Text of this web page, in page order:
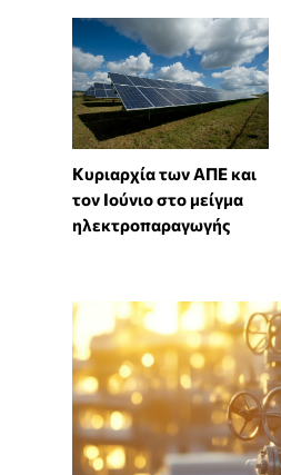
Κυριαρχία των ΑΠΕ και
τον Ιούνιο στο μείγμα
ηλεκτροπαραγωγής